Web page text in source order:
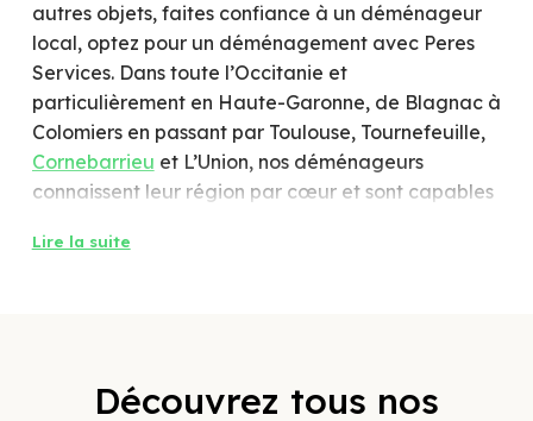
autres objets, faites confiance à un déménageur
local, optez pour un déménagement avec Peres
Services. Dans toute l’Occitanie et
particulièrement en Haute-Garonne, de Blagnac à
Colomiers en passant par Toulouse, Tournefeuille,
Cornebarrieu et L’Union, nos déménageurs
connaissent leur région par cœur et sont capables
qualité dans des délais rapides. Quel que soit le
déménagement luxe incluant de nombreuses
Lire la suite
Découvrez tous nos